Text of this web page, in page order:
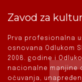
Zavod za
Prva profesionalna
osnovana Odlukom
2008. godine i
nacionalne manjine
očuvanja,